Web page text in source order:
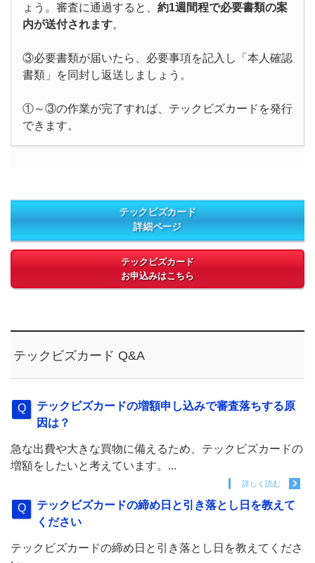
ょう。審査に通過すると、 約1週間程で必要書類の案
内が送付されます。
③必要書類が届いたら、必要事項を記入し「本人確認
書類」を同封し返送しましょう。
①～③の作業が完了すれば、テックビズカードを発行
できます。
テックビズカード
詳細ページ
テックビズカード
お申込みはこちら
テックビズカード Q&A
テックビズカードの増額申し込みで審査落ちする原
因は？
急な出費や大きな買物に備えるため、テックビズカードの
増額をしたいと考えています。...
詳しく読む
テックビズカードの締め日と引き落とし日を教えて
ください
テックビズカードの締め日と引き落とし日を教えてくださ